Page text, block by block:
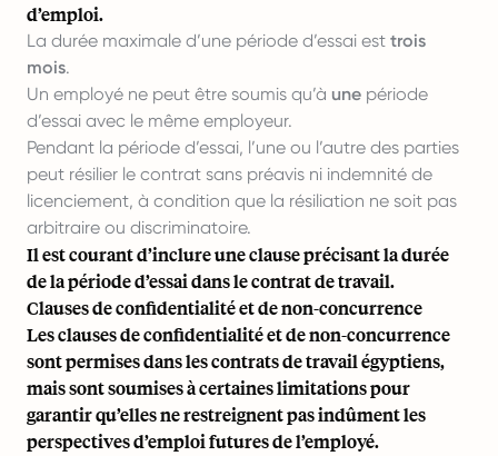
d’emploi.
La durée maximale d’une période d’essai est trois
mois.
Un employé ne peut être soumis qu’à une période
d’essai avec le même employeur.
Pendant la période d’essai, l’une ou l’autre des parties
peut résilier le contrat sans préavis ni indemnité de
licenciement, à condition que la résiliation ne soit pas
arbitraire ou discriminatoire.
Il est courant d’inclure une clause précisant la durée
de la période d’essai dans le contrat de travail.
Clauses de confidentialité et de non-concurrence
Les clauses de confidentialité et de non-concurrence
sont permises dans les contrats de travail égyptiens,
mais sont soumises à certaines limitations pour
garantir qu’elles ne restreignent pas indûment les
perspectives d’emploi futures de l’employé.